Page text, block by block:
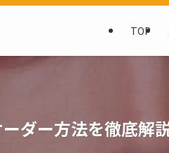
TOP
ダー方法を徹底解